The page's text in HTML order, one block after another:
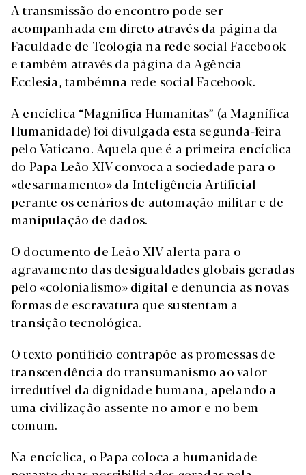
A transmissão do encontro pode ser
acompanhada em direto através da página da
Faculdade de Teologia na rede social Facebook
e também através da página da Agência
Ecclesia, tambémna rede social Facebook.
A encíclica “Magnifica Humanitas” (a Magnífica
Humanidade) foi divulgada esta segunda-feira
pelo Vaticano. Aquela que é a primeira encíclica
do Papa Leão XIV convoca a sociedade para o
«desarmamento» da Inteligência Artificial
perante os cenários de automação militar e de
manipulação de dados.
O documento de Leão XIV alerta para o
agravamento das desigualdades globais geradas
pelo «colonialismo» digital e denuncia as novas
formas de escravatura que sustentam a
transição tecnológica.
O texto pontifício contrapõe as promessas de
transcendência do transumanismo ao valor
irredutível da dignidade humana, apelando a
uma civilização assente no amor e no bem
comum.
Na encíclica, o Papa coloca a humanidade